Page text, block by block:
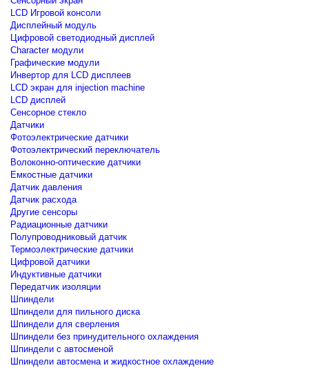
LCD Игровой консоли
Дисплейный модуль
Цифровой светодиодный дисплей
Сharacter модули
Графические модули
Инвертор для LCD дисплеев
LCD экран для injection machine
LCD дисплей
Сенсорное стекло
Датчики
Фотоэлектрические датчики
Фотоэлектрический переключатель
Волоконно-оптические датчики
Емкостные датчики
Датчик давления
Датчик расхода
Другие сенсоры
Радиационные датчики
Полупроводниковый датчик
Термоэлектрические датчики
Цифровой датчики
Индуктивные датчики
Передатчик изоляции
Шпиндели
Шпиндели для пильного диска
Шпиндели для сверления
Шпиндели без принудительного охлаждения
Шпиндели с автосменой
Шпиндели автосмена и жидкостное охлаждение